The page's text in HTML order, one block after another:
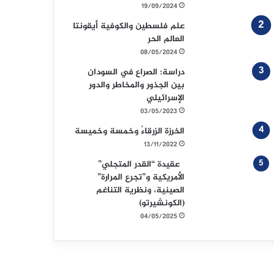
19/09/2024
علم فلسطين والكوفية أيقونتا
العالم الحر
08/05/2024
دراسة: الصراع في السودان
بين الجذور والمخاطر والدور
الإسرائيلي
03/05/2023
الخرزة الزرقاءُ وخمسة وخميسة
13/11/2022
عقيدة “القدر المتجلي”
الأمريكية و”تجرع المرارة”
الصينية، ونظرية التناغم
(الكونشيرتو)
04/05/2025